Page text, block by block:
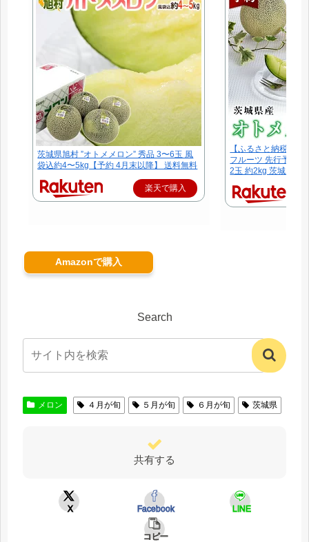
茨城県旭村 ”オトメメロン” 秀品 3〜6玉 風
袋込約4〜5kg【予約 4月末以降】 送料無料
楽天で購入
【ふるさと納税】
フルーツ 先行予約
2玉 約2kg 茨城県 JA
Amazonで購入
Search
メロン ４月が旬 ５月が旬 ６月が旬 茨城県
共有する
X Facebook LINE
コピー